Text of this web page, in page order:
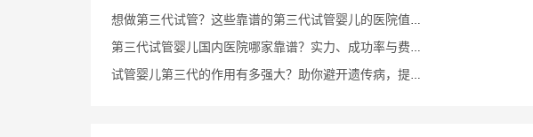
想做第三代试管？这些靠谱的第三代试管婴儿的医院值得关注
第三代试管婴儿国内医院哪家靠谱？实力、成功率与费用全掌握
试管婴儿第三代的作用有多强大？助你避开遗传病，提高妊娠成功率